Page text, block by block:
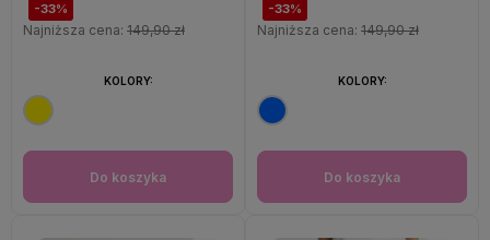
-33%
Najniższa cena: 149,90 zł
Do koszyka
KOLORY:
-33%
Najniższa cena: 149,90 zł
Do koszyka
KOLORY: